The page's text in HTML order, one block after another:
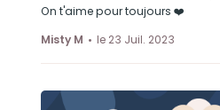
On t'aime pour toujours ❤️
Misty M
le 23 Juil. 2023